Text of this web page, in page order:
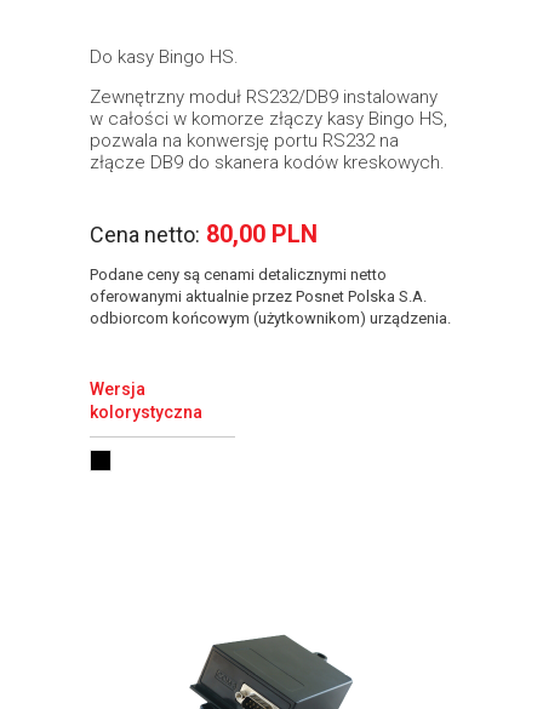
Do kasy Bingo HS.
Zewnętrzny moduł RS232/DB9 instalowany
w całości w komorze złączy kasy Bingo HS,
pozwala na konwersję portu RS232 na
złącze DB9 do skanera kodów kreskowych.
Cena netto: 80,00 PLN
Podane ceny są cenami detalicznymi netto
oferowanymi aktualnie przez Posnet Polska S.A.
odbiorcom końcowym (użytkownikom) urządzenia.
Wersja
kolorystyczna